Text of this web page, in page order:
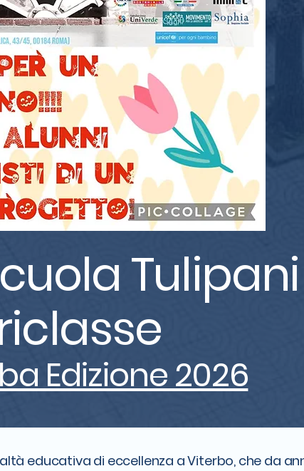
Tulipani
Edizione 2026
educativa di eccellenza a Viterbo, che da